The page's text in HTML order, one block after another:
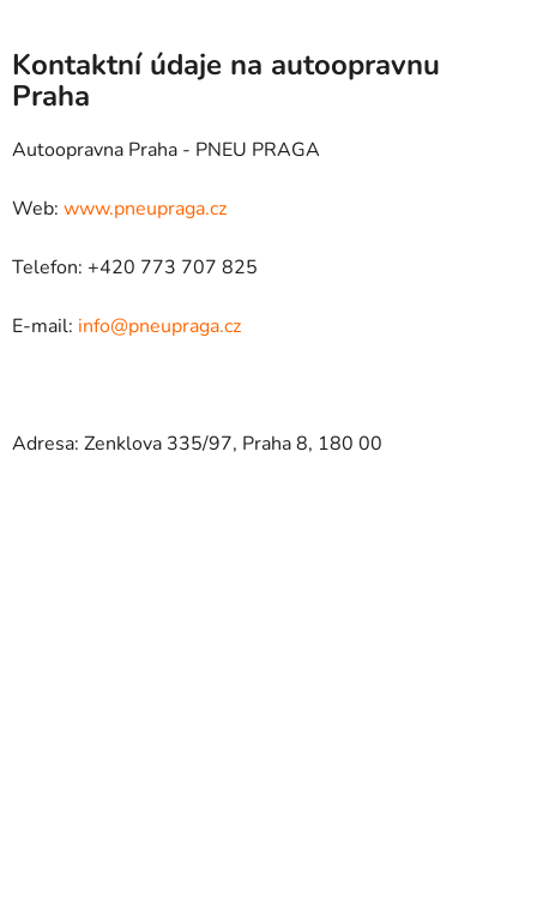
Kontaktní údaje na autoopravnu
Praha
Autoopravna Praha - PNEU PRAGA
Web: www.pneupraga.cz
Telefon: +420 773 707 825
E-mail: info@pneupraga.cz
Adresa: Zenklova 335/97, Praha 8, 180 00